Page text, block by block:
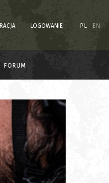
LOGOWANIE PL EN
FORUM